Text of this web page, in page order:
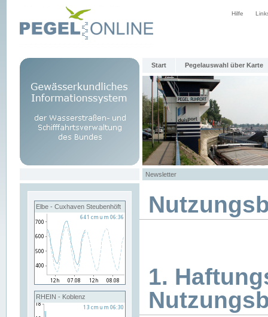
Hilfe
Start Pegelauswahl über Karte
Newsletter
Elbe - Cuxhaven Steubenhöft
RHEIN - Koblenz
1.